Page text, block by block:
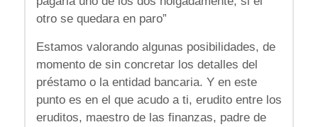
otro se quedara en paro”
Estamos valorando algunas posibilidades, de
momento de sin concretar los detalles del
préstamo o la entidad bancaria. Y en este
punto es en el que acudo a ti, erudito entre los
eruditos, maestro de las finanzas, padre de